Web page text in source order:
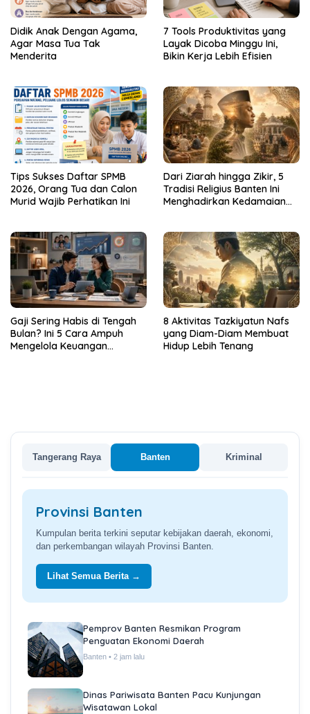
Didik Anak Dengan Agama,
Agar Masa Tua Tak
Menderita
7 Tools Produktivitas yang
Layak Dicoba Minggu Ini,
Bikin Kerja Lebih Efisien
Tips Sukses Daftar SPMB
2026, Orang Tua dan Calon
Murid Wajib Perhatikan Ini
Dari Ziarah hingga Zikir, 5
Tradisi Religius Banten Ini
Menghadirkan Kedamaian
Gaji Sering Habis di Tengah
Bulan? Ini 5 Cara Ampuh
Mengelola Keuangan
8 Aktivitas Tazkiyatun Nafs
yang Diam-Diam Membuat
Hidup Lebih Tenang
Tangerang Raya Banten Kriminal
Provinsi Banten
Kumpulan berita terkini seputar kebijakan daerah, ekonomi,
dan perkembangan wilayah Provinsi Banten.
Lihat Semua Berita →
Pemprov Banten Resmikan Program
Penguatan Ekonomi Daerah
Banten • 2 jam lalu
Dinas Pariwisata Banten Pacu Kunjungan
Wisatawan Lokal